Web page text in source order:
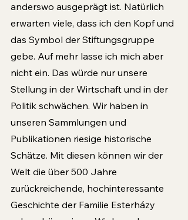
anderswo ausgeprägt ist. Natürlich
erwarten viele, dass ich den Kopf und
das Symbol der Stiftungsgruppe
gebe. Auf mehr lasse ich mich aber
nicht ein. Das würde nur unsere
Stellung in der Wirtschaft und in der
Politik schwächen. Wir haben in
unseren Sammlungen und
Publikationen riesige historische
Schätze. Mit diesen können wir der
Welt die über 500 Jahre
zurückreichende, hochinteressante
Geschichte der Familie Esterházy